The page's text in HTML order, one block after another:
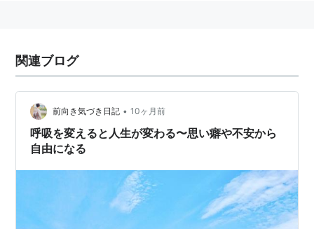
関連ブログ
前向き気づき日記 • 10ヶ月前
呼吸を変えると人生が変わる〜思い癖や不安から
自由になる